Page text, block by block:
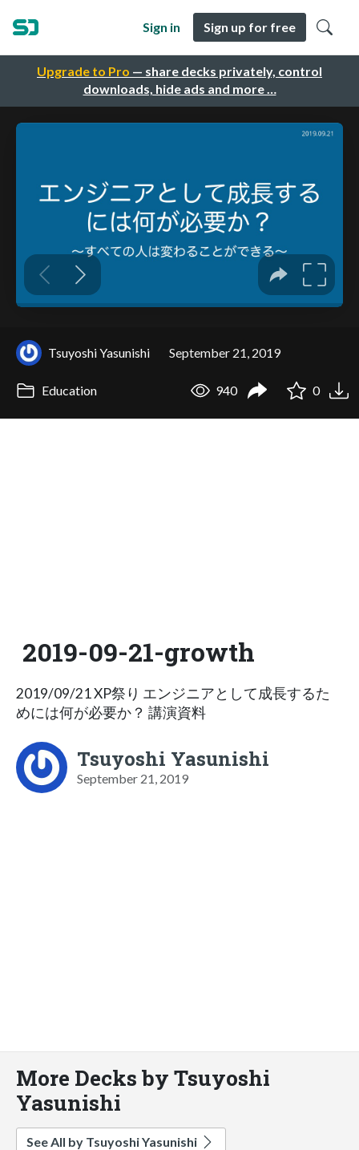
Upgrade to Pro — share decks privately, control
downloads, hide ads and more …
Sign in Sign up for free
Tsuyoshi Yasunishi September 21, 2019
Education 940 0
2019-09-21-growth
2019/09/21 XP祭り エンジニアとして成長するた
めには何が必要か？ 講演資料
Tsuyoshi Yasunishi
September 21, 2019
More Decks by Tsuyoshi
Yasunishi
See All by Tsuyoshi Yasunishi